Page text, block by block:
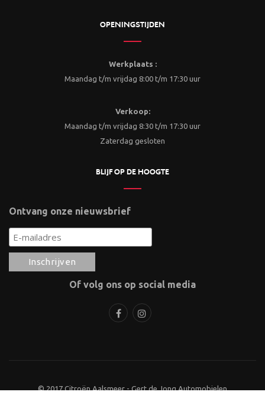
OPENINGSTIJDEN
Werkplaats :
Maandag t/m vrijdag 8:00 t/m 17:30 uur
Verkoop:
Maandag t/m vrijdag 8:30 t/m 17:30 uur
Zaterdag gesloten
BLIJF OP DE HOOGTE
Ontvang onze nieuwsbrief
Of volg ons op social media
© 2017 Citroën Aalsmeer - Gert de Jong Automobielen